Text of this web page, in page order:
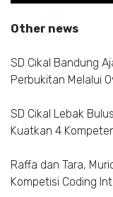
Other news
SD Cikal Bandung
Perbukitan Melalui
SD Cikal Lebak
Kuatkan 4
Raffa dan Tara,
Kompetisi Coding